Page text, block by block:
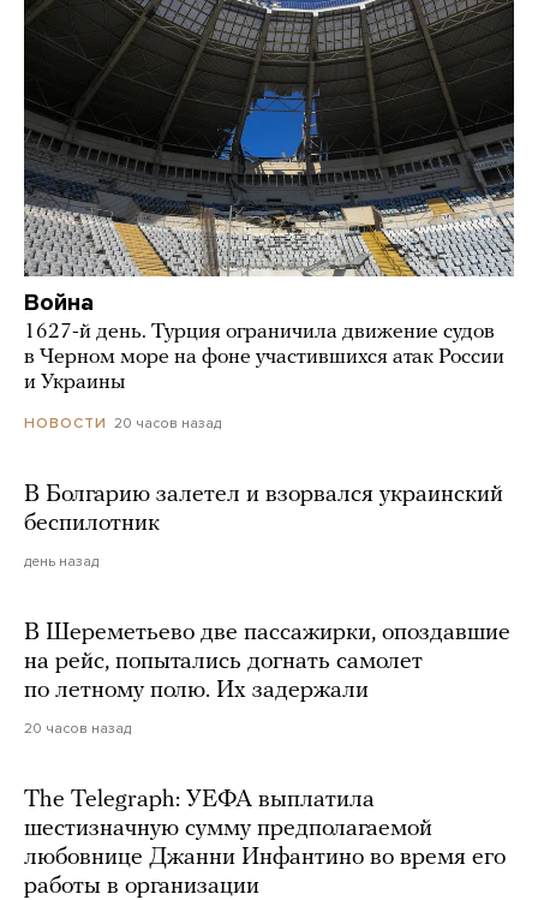
Война
1627-й день. Турция ограничила движение судов
в Черном море на фоне участившихся атак России
и Украины
НОВОСТИ 20 часов назад
В Болгарию залетел и взорвался украинский
беспилотник
день назад
В Шереметьево две пассажирки, опоздавшие
на рейс, попытались догнать самолет
по летному полю. Их задержали
20 часов назад
The Telegraph: УЕФА выплатила
шестизначную сумму предполагаемой
любовнице Джанни Инфантино во время его
работы в организации